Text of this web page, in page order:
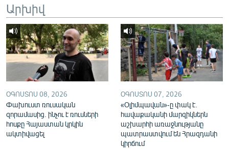
Հայերեն
English
Русский
ՀԵՏԵՎԵՔ ՄԵԶ
«Ազատության» բոլոր կայքերը
Արխիվ
ՕԳՈՍՏՈՍ 08, 2026
Փախուստ ռուսական
զորամասից. ինչու է ռուսների
հոսքը Հայաստան կրկին
ակտիվացել
ՕԳՈՍՏՈՍ 07, 2026
«Օլիմպավան»-ը փակ է.
հավաքականի մարզիկներն
աշխարհի առաջնությանը
պատրաստվում են Հրազդանի
կիրճում